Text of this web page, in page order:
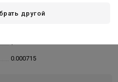
10
7
0.000715
другой